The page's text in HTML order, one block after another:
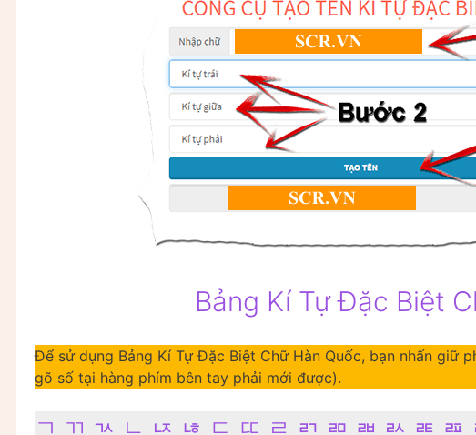
Bảng Kí Tự Đặc Biệt
Để sử dụng Bảng Kí Tự Đặc Biệt Chữ Hàn Quốc, bạn nhấn giữ
gõ số tại hàng phím bên tay phải mới được).
ㄱ ㄲ ㄳ ㄴ ㄵ ㄶ ㄷ ㄸ ㄹ ㄺ ㄻ ㄼ ㄽ ㄾ